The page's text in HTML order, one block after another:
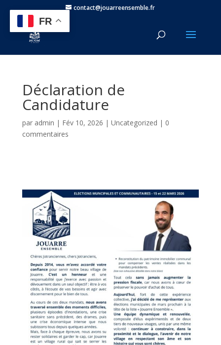
contact@jouarreensemble.fr
Déclaration de
Candidature
par admin | Fév 10, 2026 | Uncategorized | 0
commentaires
FR